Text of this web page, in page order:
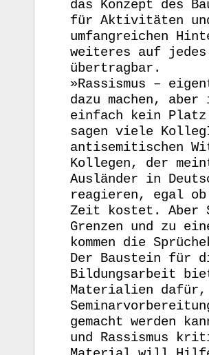
das Konzept des
für Aktivitäten und
umfangreichen
weiteres auf jedes
übertragbar.
»Rassismus –
dazu machen,
einfach kein Platz
sagen viele
antisemitischen
Kollegen, der
Ausländer in
reagieren, egal ob
Zeit kostet. Aber
Grenzen und zu
kommen die
Der Baustein für
Bildungsarbeit
Materialien
gemacht werden
und Rassismus